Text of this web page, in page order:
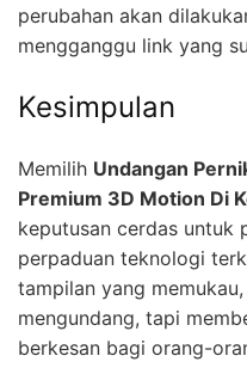
perubahan akan
mengganggu link yang
Kesimpulan
Memilih Undangan
Premium 3D Motion Di
keputusan cerdas untuk
perpaduan teknologi
tampilan yang
mengundang, tapi
berkesan bagi orang-